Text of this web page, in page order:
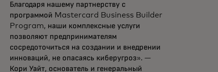
Благодаря нашему партнерству с
программой Mastercard Business Builder
Program, наши комплексные услуги
позволяют предпринимателям
сосредоточиться на создании и внедрении
инноваций, не опасаясь киберугроз». —
Кори Уайт, основатель и генеральный